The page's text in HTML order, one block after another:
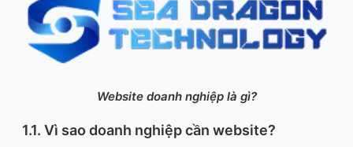
Website doanh nghiệp là gì?
1.1. Vì sao doanh nghiệp cần website?